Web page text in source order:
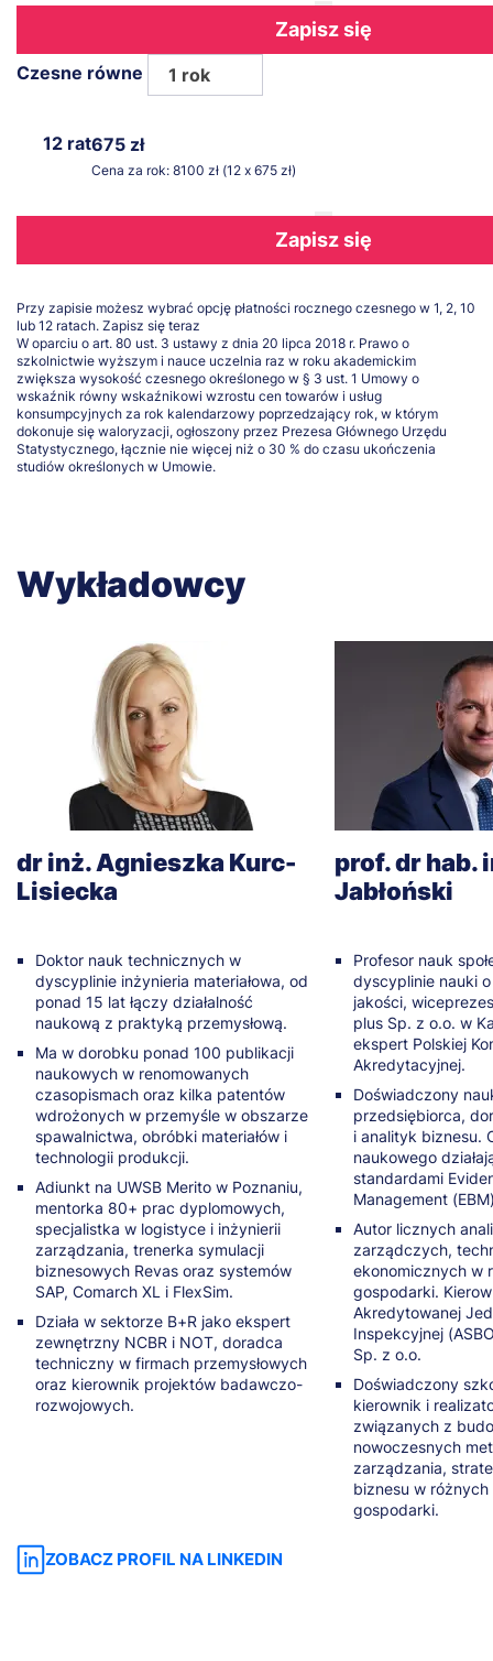
Zapisz się
Czesne równe 1 rok
12 rat675 zł
Cena za rok: 8100 zł (12 x 675 zł)
Zapisz się
Przy zapisie możesz wybrać opcję płatności rocznego czesnego w 1, 2, 10
lub 12 ratach. Zapisz się teraz
W oparciu o art. 80 ust. 3 ustawy z dnia 20 lipca 2018 r. Prawo o
szkolnictwie wyższym i nauce uczelnia raz w roku akademickim
zwiększa wysokość czesnego określonego w § 3 ust. 1 Umowy o
wskaźnik równy wskaźnikowi wzrostu cen towarów i usług
konsumpcyjnych za rok kalendarzowy poprzedzający rok, w którym
dokonuje się waloryzacji, ogłoszony przez Prezesa Głównego Urzędu
Statystycznego, łącznie nie więcej niż o 30 % do czasu ukończenia
studiów określonych w Umowie.
Wykładowcy
dr inż. Agnieszka Kurc-
Lisiecka
Doktor nauk technicznych w
dyscyplinie inżynieria materiałowa, od
ponad 15 lat łączy działalność
naukową z praktyką przemysłową.
Ma w dorobku ponad 100 publikacji
naukowych w renomowanych
czasopismach oraz kilka patentów
wdrożonych w przemyśle w obszarze
spawalnictwa, obróbki materiałów i
technologii produkcji.
Adiunkt na UWSB Merito w Poznaniu,
mentorka 80+ prac dyplomowych,
specjalistka w logistyce i inżynierii
zarządzania, trenerka symulacji
biznesowych Revas oraz systemów
SAP, Comarch XL i FlexSim.
Działa w sektorze B+R jako ekspert
zewnętrzny NCBR i NOT, doradca
techniczny w firmach przemysłowych
oraz kierownik projektów badawczo-
rozwojowych.
ZOBACZ PROFIL NA LINKEDIN
prof. dr hab.
Jabłoński
Profesor nauk
dyscyplinie nauki
jakości,
plus Sp. z o.o. w
ekspert Polskiej
Akredytacyjnej.
Doświadczony
przedsiębiorca,
i analityk biznesu.
naukowego
standardami
Management
Autor licznych
zarządczych,
ekonomicznych w
gospodarki.
Akredytowanej
Inspekcyjnej
Sp. z o.o.
Doświadczony
kierownik i
związanych z
nowoczesnych
zarządzania,
biznesu w
gospodarki.